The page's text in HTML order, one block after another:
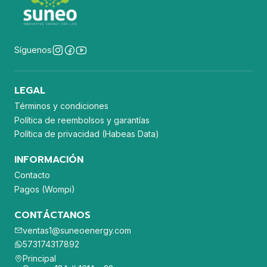
Síguenos
LEGAL
Términos y condiciones
Política de reembolsos y garantías
Política de privacidad (Habeas Data)
INFORMACIÓN
Contacto
Pagos (Wompi)
CONTÁCTANOS
ventas1@suneoenergy.com
573174317892
Principal